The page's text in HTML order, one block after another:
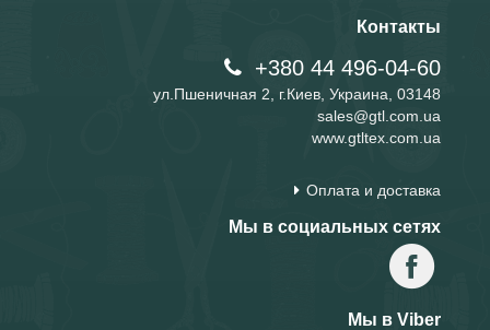
Контакты
+380 44 496-04-60
ул.Пшеничная 2, г.Киев, Украина, 03148
sales@gtl.com.ua
www.gtltex.com.ua
Оплата и доставка
Мы в социальных сетях
Мы в Viber